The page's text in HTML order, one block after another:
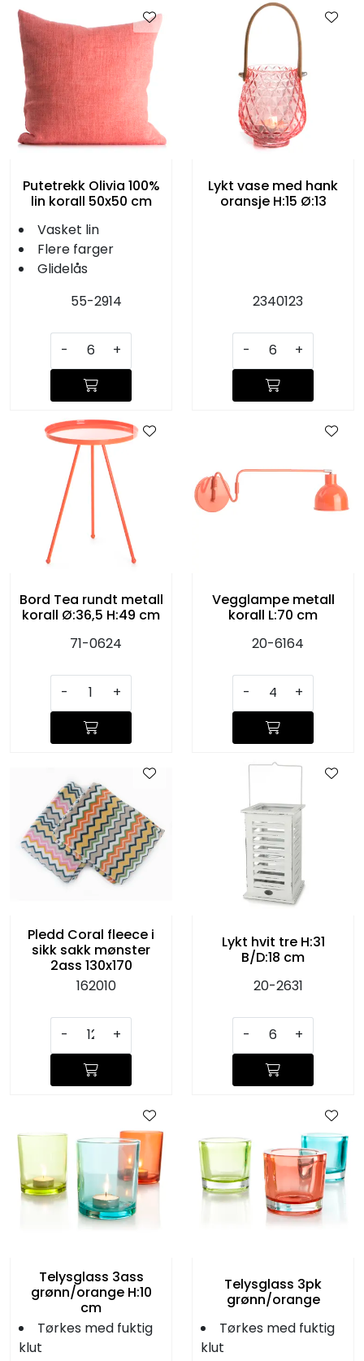
Putetrekk Olivia 100%
lin korall 50x50 cm
Vasket lin
Flere farger
Glidelås
55-2914
- +
Lykt vase med hank
oransje H:15 Ø:13
2340123
- +
Bord Tea rundt metall
korall Ø:36,5 H:49 cm
71-0624
- +
Vegglampe metall
korall L:70 cm
20-6164
- +
Pledd Coral fleece i
sikk sakk mønster
2ass 130x170
162010
- +
Lykt hvit tre H:31
B/D:18 cm
20-2631
- +
Telysglass 3ass
grønn/orange H:10
cm
Tørkes med fuktig
klut
Telysglass 3pk
grønn/orange
Tørkes med fuktig
klut
KJØKKEN
MØBLER
GAVESETT
ACCESSORIES
JUL